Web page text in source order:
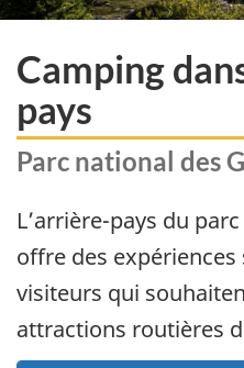
Camping
pays
Parc national des
L’arrière-pays du
offre des
visiteurs qui
attractions routières